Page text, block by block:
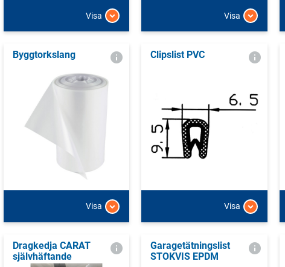
Visa Visa
Byggtorkslang
Visa
Clipslist PVC
Visa
Dragkedja CARAT
självhäftande
Garagetätningslist
STOKVIS EPDM